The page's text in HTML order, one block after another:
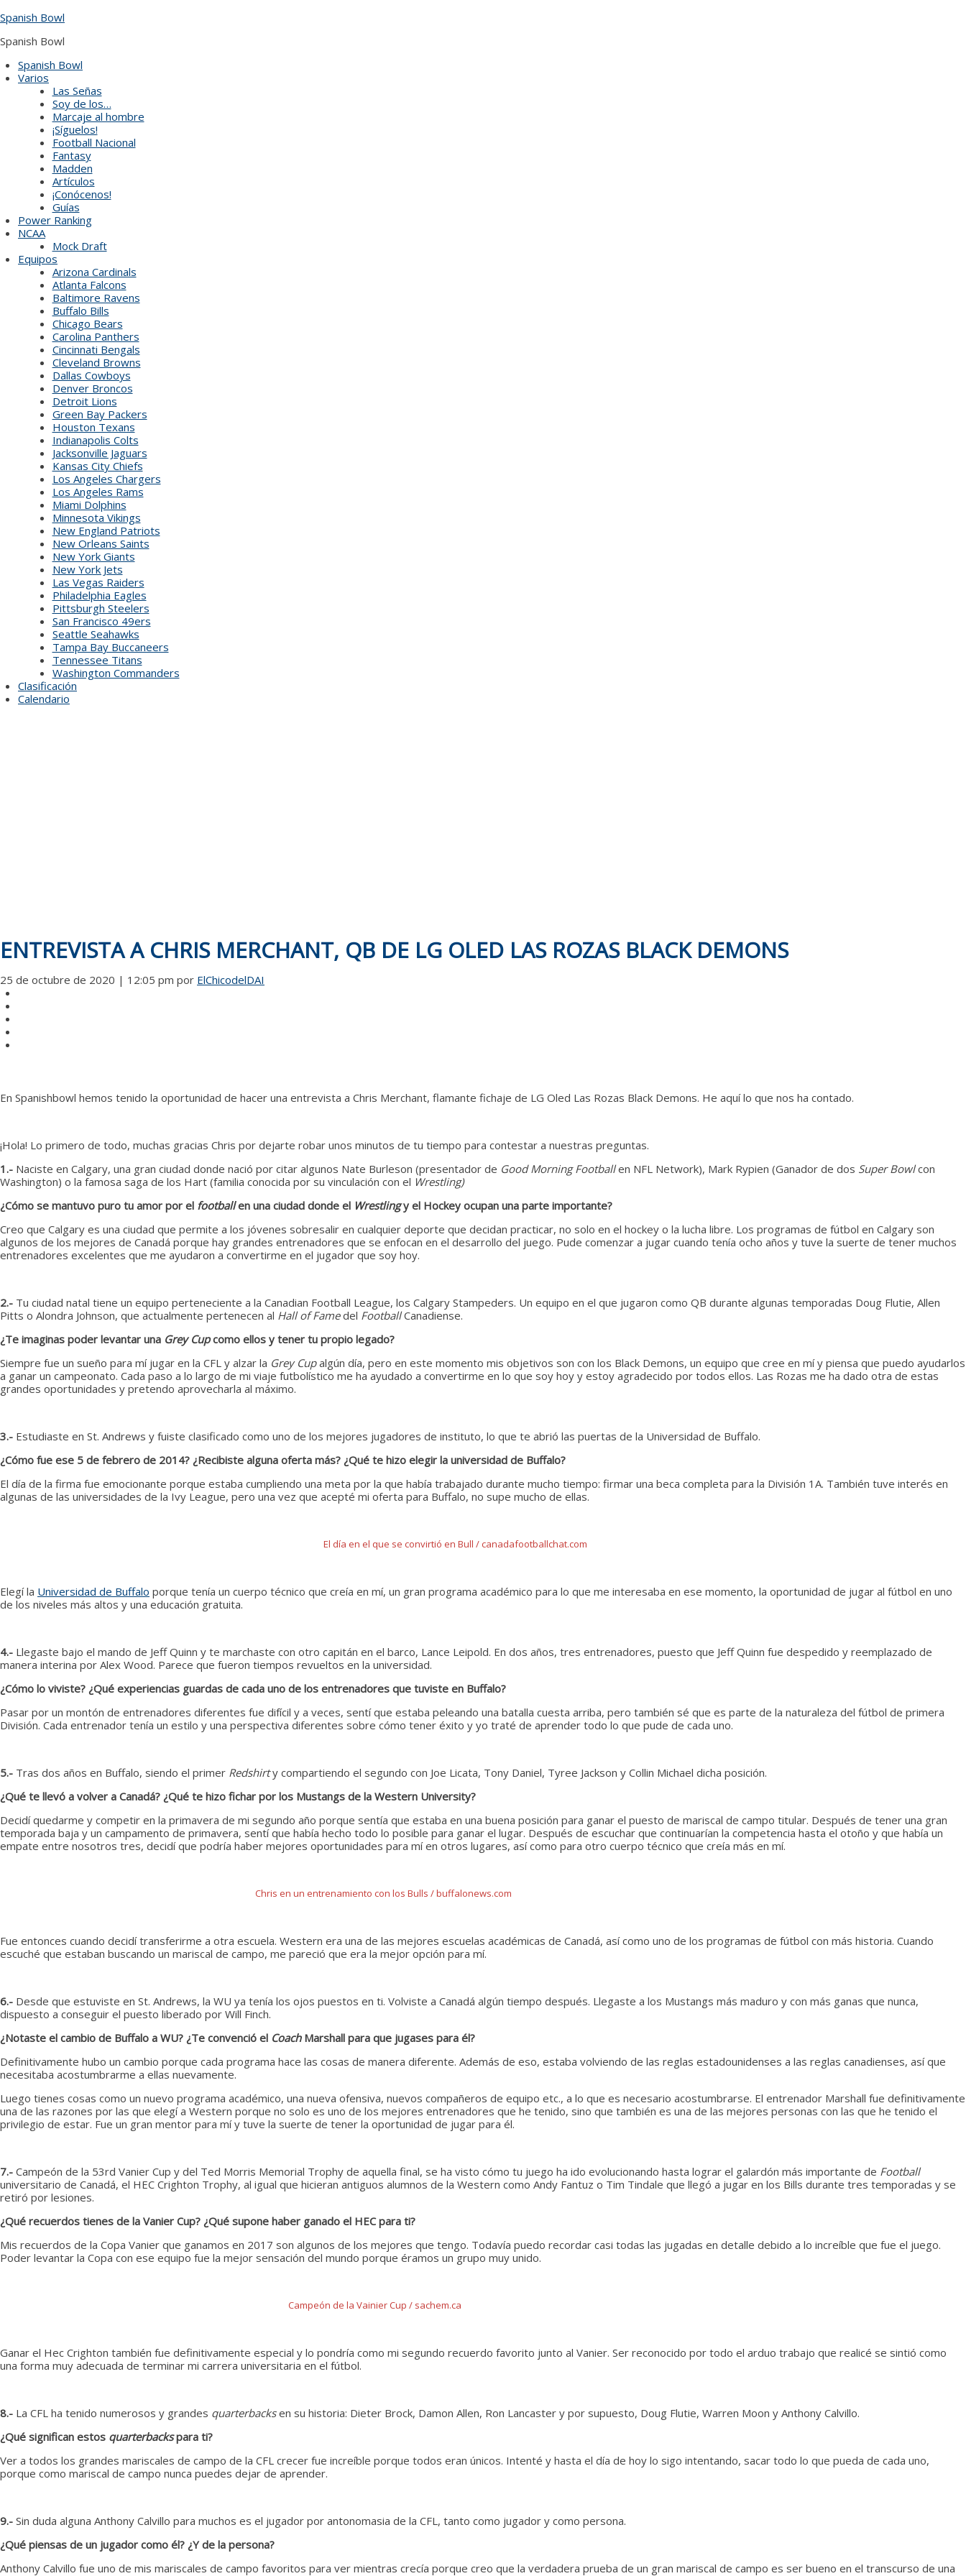
to
Spanish Bowl
Spanish Bowl
Spanish Bowl
Varios
Las Señas
Soy de los…
Marcaje al hombre
¡Síguelos!
Football Nacional
Fantasy
Madden
Artículos
¡Conócenos!
Guías
Power Ranking
NCAA
Mock Draft
Equipos
Arizona Cardinals
Atlanta Falcons
Baltimore Ravens
Buffalo Bills
Chicago Bears
Carolina Panthers
Cincinnati Bengals
Cleveland Browns
Dallas Cowboys
Denver Broncos
Detroit Lions
Green Bay Packers
Houston Texans
Indianapolis Colts
Jacksonville Jaguars
Kansas City Chiefs
Los Angeles Chargers
Los Angeles Rams
Miami Dolphins
Minnesota Vikings
New England Patriots
New Orleans Saints
New York Giants
New York Jets
Las Vegas Raiders
Philadelphia Eagles
Pittsburgh Steelers
San Francisco 49ers
Seattle Seahawks
Tampa Bay Buccaneers
Tennessee Titans
Washington Commanders
Clasificación
Calendario
ENTREVISTA A CHRIS MERCHANT, QB DE LG OLED LAS ROZAS BLACK DEMONS
25 de octubre de 2020 | 12:05 pm por ElChicodelDAI
En Spanishbowl hemos tenido la oportunidad de hacer una entrevista a Chris Merchant, flamante fichaje de LG Oled Las Rozas Black Demons. He aquí lo que nos ha contado.
¡Hola! Lo primero de todo, muchas gracias Chris por dejarte robar unos minutos de tu tiempo para contestar a nuestras preguntas.
1.- Naciste en Calgary, una gran ciudad donde nació por citar algunos Nate Burleson (presentador de Good Morning Footballen NFL Network), Mark Rypien (Ganador de dos Super Bowlcon
Washington) o la famosa saga de los Hart (familia conocida por su vinculación con el Wrestling)
¿Cómo se mantuvo puro tu amor por el footballen una ciudad donde el Wrestlingy el Hockey ocupan una parte importante?
Creo que Calgary es una ciudad que permite a los jóvenes sobresalir en cualquier deporte que decidan practicar, no solo en el hockey o la lucha libre. Los programas de fútbol en Calgary son
algunos de los mejores de Canadá porque hay grandes entrenadores que se enfocan en el desarrollo del juego. Pude comenzar a jugar cuando tenía ocho años y tuve la suerte de tener muchos
entrenadores excelentes que me ayudaron a convertirme en el jugador que soy hoy.
2.- Tu ciudad natal tiene un equipo perteneciente a la Canadian Football League, los Calgary Stampeders. Un equipo en el que jugaron como QB durante algunas temporadas Doug Flutie, Allen
Pitts o Alondra Johnson, que actualmente pertenecen al Hall of Famedel FootballCanadiense.
¿Te imaginas poder levantar una Grey Cupcomo ellos y tener tu propio legado?
Siempre fue un sueño para mí jugar en la CFL y alzar la Grey Cupalgún día, pero en este momento mis objetivos son con los Black Demons, un equipo que cree en mí y piensa que puedo ayudarlos
a ganar un campeonato. Cada paso a lo largo de mi viaje futbolístico me ha ayudado a convertirme en lo que soy hoy y estoy agradecido por todos ellos. Las Rozas me ha dado otra de estas
grandes oportunidades y pretendo aprovecharla al máximo.
3.- Estudiaste en St. Andrews y fuiste clasificado como uno de los mejores jugadores de instituto, lo que te abrió las puertas de la Universidad de Buffalo.
¿Cómo fue ese 5 de febrero de 2014? ¿Recibiste alguna oferta más? ¿Qué te hizo elegir la universidad de Buffalo?
El día de la firma fue emocionante porque estaba cumpliendo una meta por la que había trabajado durante mucho tiempo: firmar una beca completa para la División 1A. También tuve interés en
algunas de las universidades de la Ivy League, pero una vez que acepté mi oferta para Buffalo, no supe mucho de ellas.
El día en el que se convirtió en Bull / canadafootballchat.com
Elegí la Universidad de Buffalo porque tenía un cuerpo técnico que creía en mí, un gran programa académico para lo que me interesaba en ese momento, la oportunidad de jugar al fútbol en uno
de los niveles más altos y una educación gratuita.
4.- Llegaste bajo el mando de Jeff Quinn y te marchaste con otro capitán en el barco, Lance Leipold. En dos años, tres entrenadores, puesto que Jeff Quinn fue despedido y reemplazado de
manera interina por Alex Wood. Parece que fueron tiempos revueltos en la universidad.
¿Cómo lo viviste? ¿Qué experiencias guardas de cada uno de los entrenadores que tuviste en Buffalo?
Pasar por un montón de entrenadores diferentes fue difícil y a veces, sentí que estaba peleando una batalla cuesta arriba, pero también sé que es parte de la naturaleza del fútbol de primera
División. Cada entrenador tenía un estilo y una perspectiva diferentes sobre cómo tener éxito y yo traté de aprender todo lo que pude de cada uno.
5.- Tras dos años en Buffalo, siendo el primer Redshirty compartiendo el segundo con Joe Licata, Tony Daniel, Tyree Jackson y Collin Michael dicha posición.
¿Qué te llevó a volver a Canadá? ¿Qué te hizo fichar por los Mustangs de la Western University?
Decidí quedarme y competir en la primavera de mi segundo año porque sentía que estaba en una buena posición para ganar el puesto de mariscal de campo titular. Después de tener una gran
temporada baja y un campamento de primavera, sentí que había hecho todo lo posible para ganar el lugar. Después de escuchar que continuarían la competencia hasta el otoño y que había un
empate entre nosotros tres, decidí que podría haber mejores oportunidades para mí en otros lugares, así como para otro cuerpo técnico que creía más en mí.
Chris en un entrenamiento con los Bulls / buffalonews.com
Fue entonces cuando decidí transferirme a otra escuela. Western era una de las mejores escuelas académicas de Canadá, así como uno de los programas de fútbol con más historia. Cuando
escuché que estaban buscando un mariscal de campo, me pareció que era la mejor opción para mí.
6.- Desde que estuviste en St. Andrews, la WU ya tenía los ojos puestos en ti. Volviste a Canadá algún tiempo después. Llegaste a los Mustangs más maduro y con más ganas que nunca,
dispuesto a conseguir el puesto liberado por Will Finch.
¿Notaste el cambio de Buffalo a WU? ¿Te convenció el CoachMarshall para que jugases para él?
Definitivamente hubo un cambio porque cada programa hace las cosas de manera diferente. Además de eso, estaba volviendo de las reglas estadounidenses a las reglas canadienses, así que
necesitaba acostumbrarme a ellas nuevamente.
Luego tienes cosas como un nuevo programa académico, una nueva ofensiva, nuevos compañeros de equipo etc., a lo que es necesario acostumbrarse. El entrenador Marshall fue definitivamente
una de las razones por las que elegí a Western porque no solo es uno de los mejores entrenadores que he tenido, sino que también es una de las mejores personas con las que he tenido el
privilegio de estar. Fue un gran mentor para mí y tuve la suerte de tener la oportunidad de jugar para él.
7.- Campeón de la 53rd Vanier Cup y del Ted Morris Memorial Trophy de aquella final, se ha visto cómo tu juego ha ido evolucionando hasta lograr el galardón más importante de Football
universitario de Canadá, el HEC Crighton Trophy, al igual que hicieran antiguos alumnos de la Western como Andy Fantuz o Tim Tindale que llegó a jugar en los Bills durante tres temporadas y se
retiró por lesiones.
¿Qué recuerdos tienes de la Vanier Cup? ¿Qué supone haber ganado el HEC para ti?
Mis recuerdos de la Copa Vanier que ganamos en 2017 son algunos de los mejores que tengo. Todavía puedo recordar casi todas las jugadas en detalle debido a lo increíble que fue el juego.
Poder levantar la Copa con ese equipo fue la mejor sensación del mundo porque éramos un grupo muy unido.
Campeón de la Vainier Cup / sachem.ca
Ganar el Hec Crighton también fue definitivamente especial y lo pondría como mi segundo recuerdo favorito junto al Vanier. Ser reconocido por todo el arduo trabajo que realicé se sintió como
una forma muy adecuada de terminar mi carrera universitaria en el fútbol.
8.- La CFL ha tenido numerosos y grandes quarterbacksen su historia: Dieter Brock, Damon Allen, Ron Lancaster y por supuesto, Doug Flutie, Warren Moon y Anthony Calvillo.
¿Qué significan estos quarterbackspara ti?
Ver a todos los grandes mariscales de campo de la CFL crecer fue increíble porque todos eran únicos. Intenté y hasta el día de hoy lo sigo intentando, sacar todo lo que pueda de cada uno,
porque como mariscal de campo nunca puedes dejar de aprender.
9.- Sin duda alguna Anthony Calvillo para muchos es el jugador por antonomasia de la CFL, tanto como jugador y como persona.
¿Qué piensas de un jugador como él? ¿Y de la persona?
Anthony Calvillo fue uno de mis mariscales de campo favoritos para ver mientras crecía porque creo que la verdadera prueba de un gran mariscal de campo es ser bueno en el transcurso de una